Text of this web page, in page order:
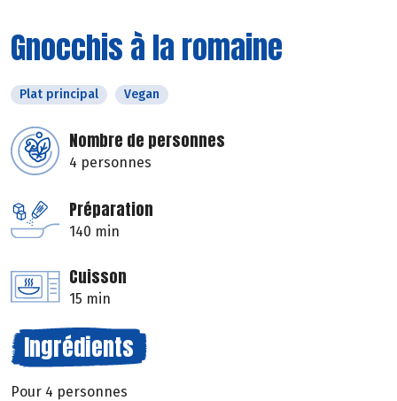
Gnocchis à la romaine
Plat principal Vegan
Nombre de personnes
4 personnes
Préparation
140 min
Cuisson
15 min
Ingrédients
Pour 4 personnes